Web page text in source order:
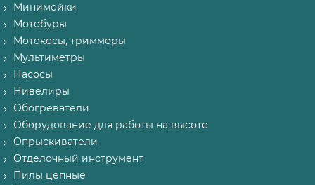
Минимойки
Мотобуры
Мотокосы, триммеры
Мультиметры
Насосы
Нивелиры
Обогреватели
Оборудование для работы на высоте
Опрыскиватели
Отделочный инструмент
Пилы цепные